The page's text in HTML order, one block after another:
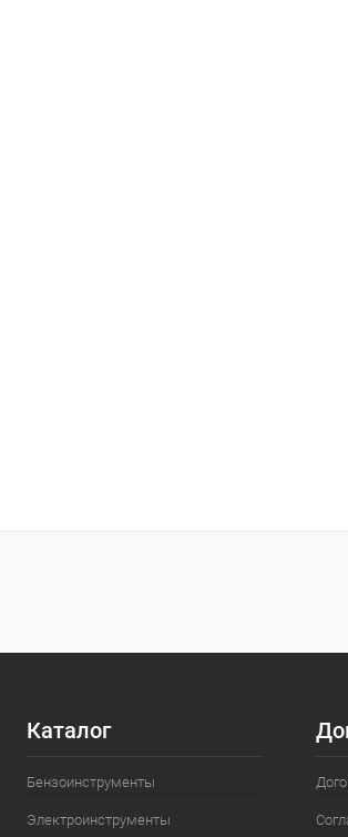
Каталог
Бензоинструменты
Электроинструменты